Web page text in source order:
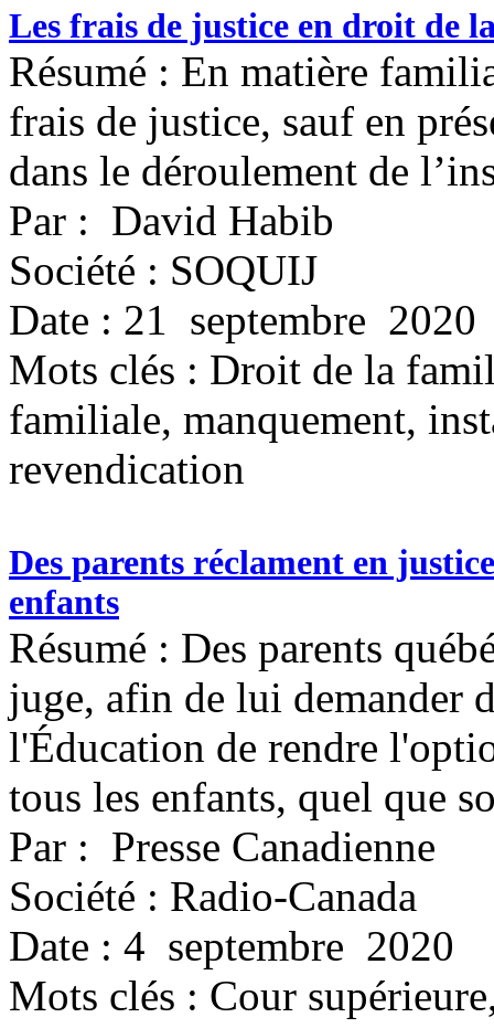
Les frais de justice en droit de
Résumé : En matière
frais de justice, sauf en
dans le déroulement de
Par : David Habib
Société : SOQUIJ
Date : 21 septembre 2020
Mots clés : Droit de la
familiale, manquement,
revendication
Des parents réclament en
enfants
Résumé : Des parents
juge, afin de lui demander
l'Éducation de rendre
tous les enfants, quel que
Par : Presse Canadienne
Société : Radio-Canada
Date : 4 septembre 2020
Mots clés : Cour